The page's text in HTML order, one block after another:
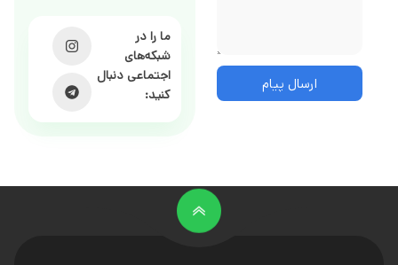
ارسال پیام
ما را در
شبکه‌های
اجتماعی دنبال
کنید: